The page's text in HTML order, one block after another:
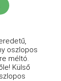
oszlopos
méltó.
Külső